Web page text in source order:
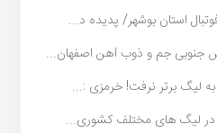
استان بوشهر/ پدیده د...
جنوبی جم و ذوب آهن اصفهان...
به لیگ برتر نرفت! خرمزی :...
در لیگ های مختلف کشوری...